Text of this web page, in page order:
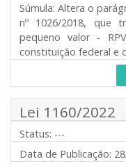
Súmula: Altera o
nº 1026/2018, que
pequeno valor -
constituição federal e
Lei 1160/2022
Status: ---
Data de Publicação: